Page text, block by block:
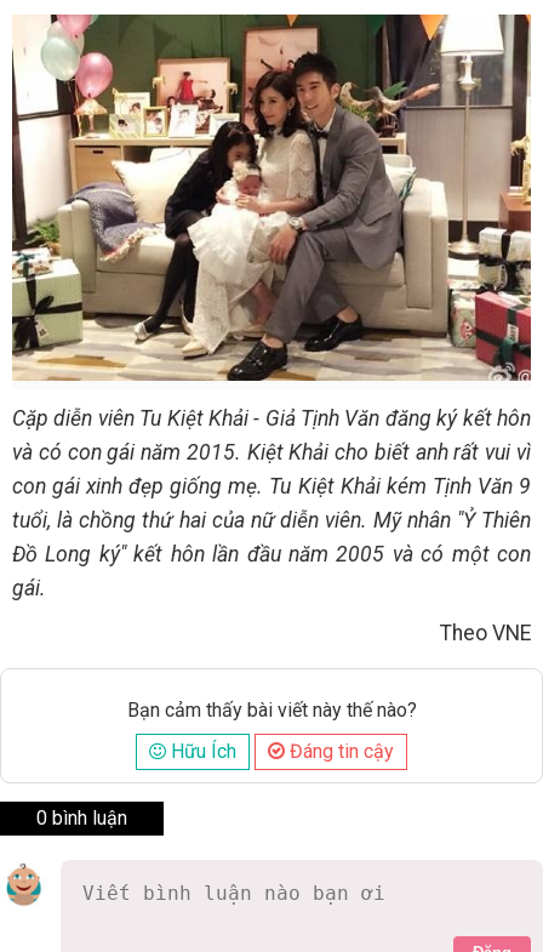
Cặp diễn viên Tu Kiệt Khải - Giả Tịnh Văn đăng ký kết hôn
và có con gái năm 2015. Kiệt Khải cho biết anh rất vui vì
con gái xinh đẹp giống mẹ. Tu Kiệt Khải kém Tịnh Văn 9
tuổi, là chồng thứ hai của nữ diễn viên. Mỹ nhân "Ỷ Thiên
Đồ Long ký" kết hôn lần đầu năm 2005 và có một con
gái.
Theo VNE
Bạn cảm thấy bài viết này thế nào?
Hữu Ích
Đáng tin cậy
0 bình luận